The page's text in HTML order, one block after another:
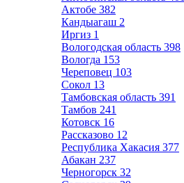
Актобе 382
Кандыагаш 2
Иргиз 1
Вологодская область 398
Вологда 153
Череповец 103
Сокол 13
Тамбовская область 391
Тамбов 241
Котовск 16
Рассказово 12
Республика Хакасия 377
Абакан 237
Черногорск 32